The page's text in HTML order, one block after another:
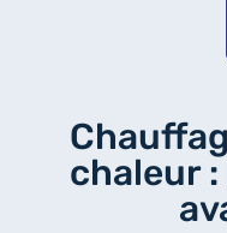
chaleur